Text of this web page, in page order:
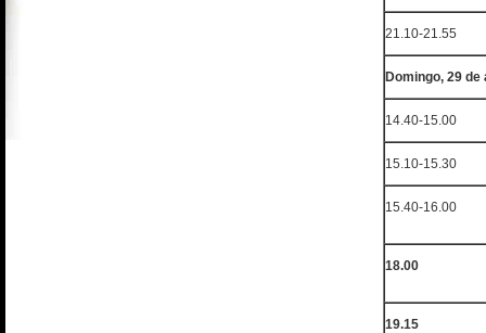
21.10-21.55
Domingo, 29 de
14.40-15.00
15.10-15.30
15.40-16.00
18.00
19.15